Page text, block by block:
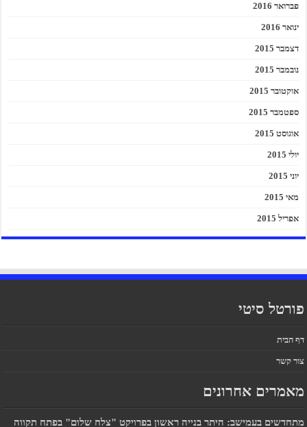
פברואר 2016
ינואר 2016
דצמבר 2015
נובמבר 2015
אוקטובר 2015
ספטמבר 2015
אוגוסט 2015
יולי 2015
יוני 2015
מאי 2015
אפריל 2015
פורטל סיטי
דף הבית
צור קשר
מאמרים אחרונים
מתחדשים בעמישב: היתר בנייה ראשון בפרויקט "צלח שלום" בפתח תקווה